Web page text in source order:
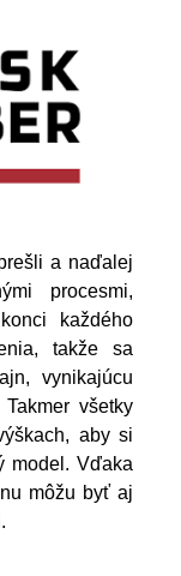
a naďalej
procesmi,
každého
takže sa
vynikajúcu
všetky
aby si
model. Vďaka
môžu byť aj